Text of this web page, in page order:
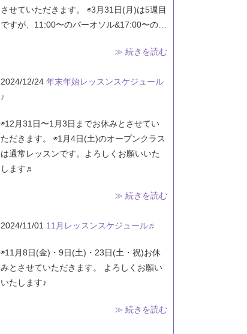
させていただきます。 ◉3月31日(月)は5週目
ですが、11:00〜のバーオソル&17:00〜の…
≫ 続きを読む
2024/12/24 年末年始レッスンスケジュール
♪
◉12月31日〜1月3日までお休みとさせてい
ただきます。 ◉1月4日(土)のオープンクラス
は通常レッスンです。よろしくお願いいた
します♬
≫ 続きを読む
2024/11/01 11月レッスンスケジュール♬
◉11月8日(金)・9日(土)・23日(土・祝)お休
みとさせていただきます。 よろしくお願い
いたします♪
≫ 続きを読む